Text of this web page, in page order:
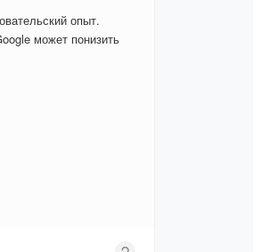
опыт.
может понизить